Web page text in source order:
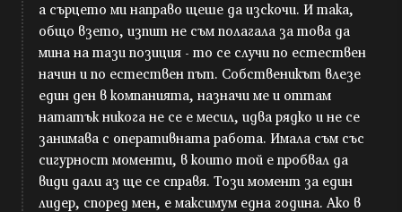
а сърцето ми направо щеше да изскочи. И така,
общо взето, изпит не съм полагала за това да
мина на тази позиция - то се случи по естествен
начин и по естествен път. Собственикът влезе
един ден в компанията, назначи ме и оттам
нататък никога не се е месил, идва рядко и не се
занимава с оперативната работа. Имала съм със
сигурност моменти, в които той е пробвал да
види дали аз ще се справя. Този момент за един
лидер, според мен, е максимум една година. Ако в